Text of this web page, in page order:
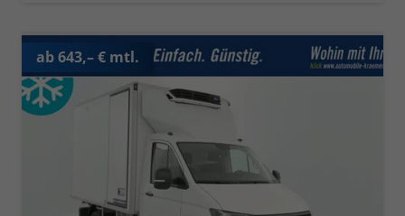
ab 643,– € mtl.